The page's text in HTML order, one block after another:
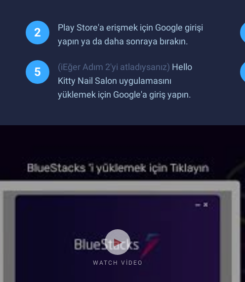
Play Store'a erişmek için Google girişi
yapın ya da daha sonraya bırakın.
(iEğer Adım 2'yi atladıysanız) Hello
Kitty Nail Salon uygulamasını
yüklemek için Google'a giriş yapın.
WATCH VIDEO